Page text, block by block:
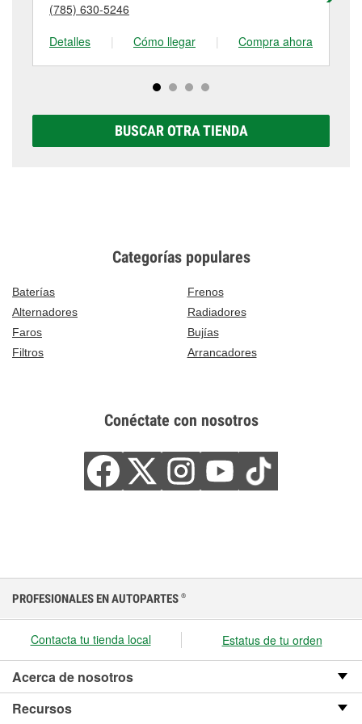
en 1601 Lincoln Street, Concordia, KS.
tienda #2138 para obtener más información.
(785) 630-5246
Detalles
| Cómo llegar | Compra ahora
BUSCAR OTRA TIENDA
Categorías populares
Baterías
Frenos
Alternadores
Radiadores
Faros
Bujías
Filtros
Arrancadores
Conéctate con nosotros
PROFESIONALES EN AUTOPARTES ®
Contacta tu tienda local Estatus de tu orden
Acerca de nosotros
Recursos